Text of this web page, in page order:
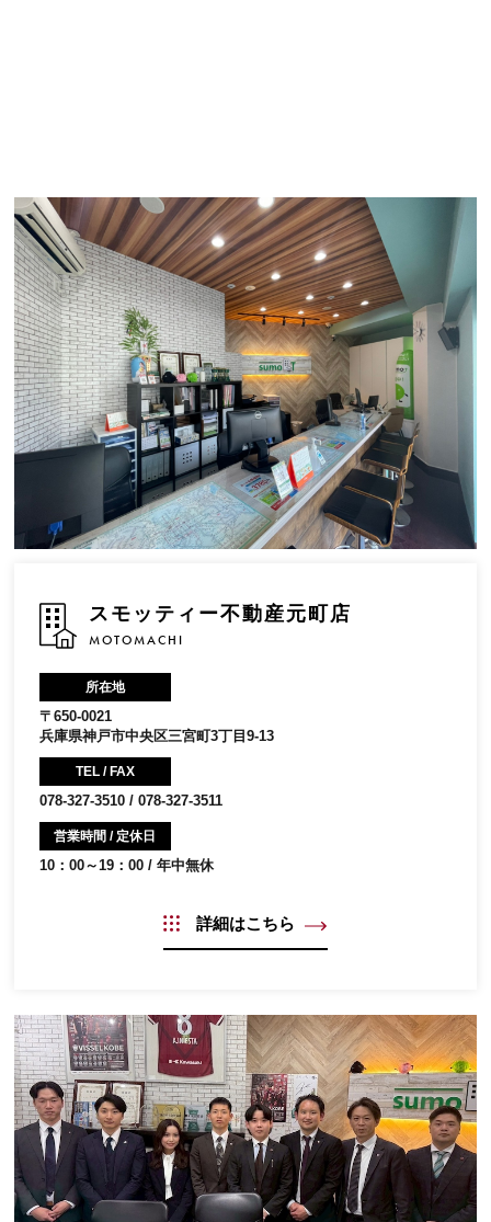
スモッティー不動産元町店
MOTOMACHI
所在地
〒650-0021
兵庫県神戸市中央区三宮町3丁目9-13
TEL / FAX
078-327-3510 / 078-327-3511
営業時間 / 定休日
10：00～19：00 / 年中無休
詳細はこちら